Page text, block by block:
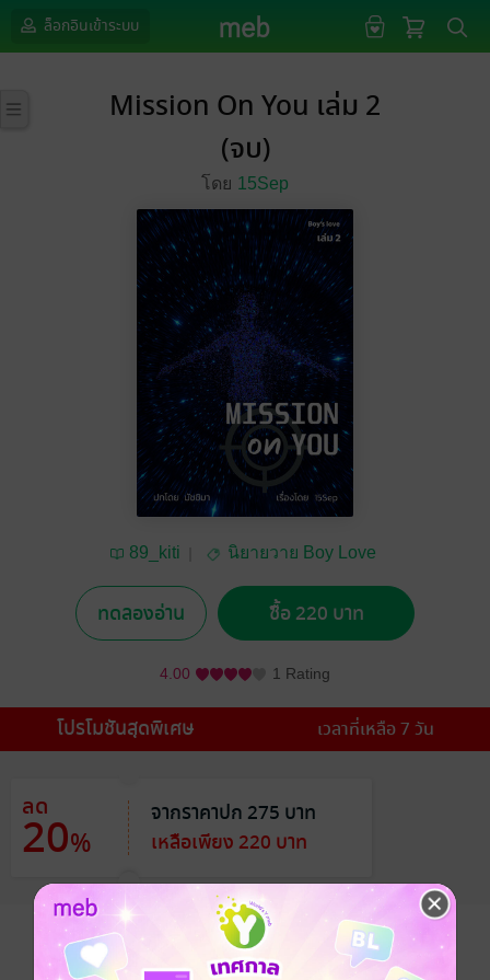
ล็อกอินเข้าระบบ
Mission On You เล่ม 2
(จบ)
โดย 15Sep
89_kiti
นิยายวาย Boy Love
ทดลองอ่าน ซื้อ 220 บาท
4.00 1 Rating
โปรโมชันสุดพิเศษ เวลาที่เหลือ 7 วัน
ลด
20%
จากราคาปก 275 บาท
เหลือเพียง 220 บาท